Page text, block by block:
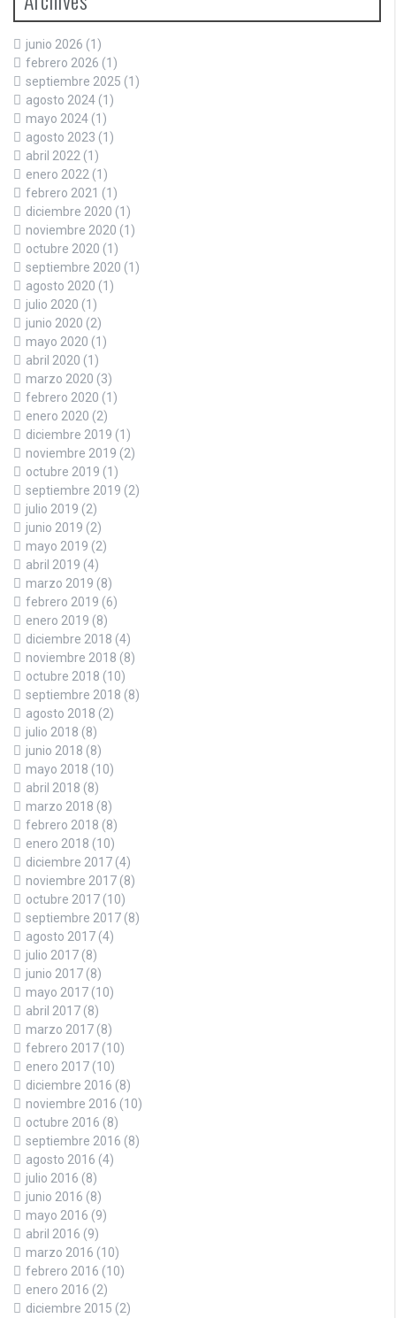
junio 2026 (1)
febrero 2026 (1)
septiembre 2025 (1)
agosto 2024 (1)
mayo 2024 (1)
agosto 2023 (1)
abril 2022 (1)
enero 2022 (1)
febrero 2021 (1)
diciembre 2020 (1)
noviembre 2020 (1)
octubre 2020 (1)
septiembre 2020 (1)
agosto 2020 (1)
julio 2020 (1)
junio 2020 (2)
mayo 2020 (1)
abril 2020 (1)
marzo 2020 (3)
febrero 2020 (1)
enero 2020 (2)
diciembre 2019 (1)
noviembre 2019 (2)
octubre 2019 (1)
septiembre 2019 (2)
julio 2019 (2)
junio 2019 (2)
mayo 2019 (2)
abril 2019 (4)
marzo 2019 (8)
febrero 2019 (6)
enero 2019 (8)
diciembre 2018 (4)
noviembre 2018 (8)
octubre 2018 (10)
septiembre 2018 (8)
agosto 2018 (2)
julio 2018 (8)
junio 2018 (8)
mayo 2018 (10)
abril 2018 (8)
marzo 2018 (8)
febrero 2018 (8)
enero 2018 (10)
diciembre 2017 (4)
noviembre 2017 (8)
octubre 2017 (10)
septiembre 2017 (8)
agosto 2017 (4)
julio 2017 (8)
junio 2017 (8)
mayo 2017 (10)
abril 2017 (8)
marzo 2017 (8)
febrero 2017 (10)
enero 2017 (10)
diciembre 2016 (8)
noviembre 2016 (10)
octubre 2016 (8)
septiembre 2016 (8)
agosto 2016 (4)
julio 2016 (8)
junio 2016 (8)
mayo 2016 (9)
abril 2016 (9)
marzo 2016 (10)
febrero 2016 (10)
enero 2016 (2)
diciembre 2015 (2)